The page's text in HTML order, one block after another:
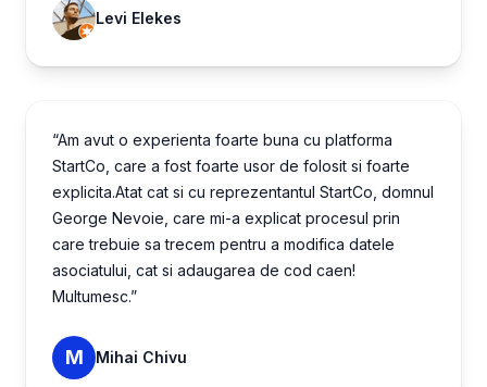
Levi Elekes
“Am avut o experienta foarte buna cu platforma
StartCo, care a fost foarte usor de folosit si foarte
explicita.Atat cat si cu reprezentantul StartCo, domnul
George Nevoie, care mi-a explicat procesul prin
care trebuie sa trecem pentru a modifica datele
asociatului, cat si adaugarea de cod caen!
Multumesc.”
M Mihai Chivu